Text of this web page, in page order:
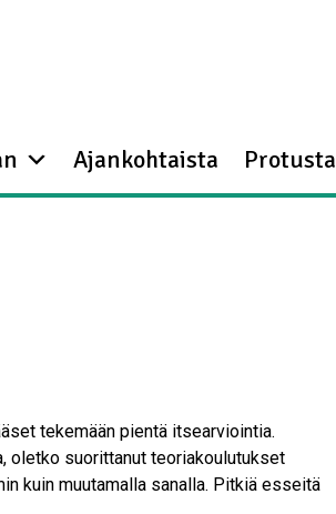
Ajankohtaista Protusta
tekemään pientä itsearviointia.
oletko suorittanut teoriakoulutukset
kuin muutamalla sanalla. Pitkiä esseitä